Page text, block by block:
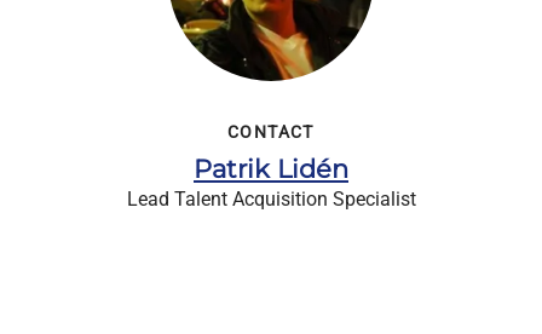
CONTACT
Patrik Lidén
Lead Talent Acquisition Specialist